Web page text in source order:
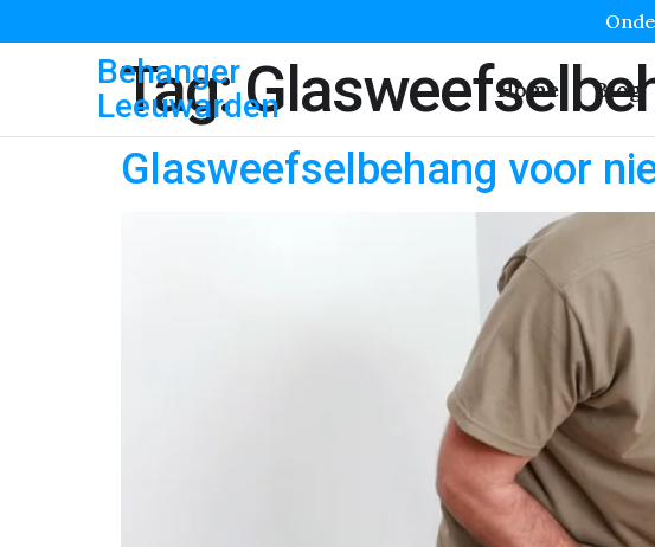
Behanger
Leeuwarden
Home Blog
Tag:
Glasweefselbehang voor